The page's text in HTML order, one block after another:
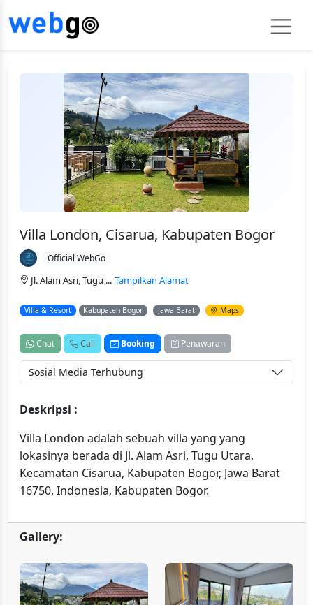
Villa London, Cisarua, Kabupaten Bogor
Official WebGo
Jl. Alam Asri, Tugu ... Tampilkan Alamat
Villa & Resort Kabupaten Bogor Jawa Barat Maps
Chat Call Booking Penawaran
Sosial Media Terhubung
Deskripsi :
Villa London adalah sebuah villa yang yang
lokasinya berada di Jl. Alam Asri, Tugu Utara,
Kecamatan Cisarua, Kabupaten Bogor, Jawa Barat
16750, Indonesia, Kabupaten Bogor.
Gallery: